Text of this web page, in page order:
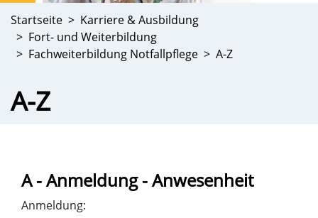
Startseite
Karriere & Ausbildung
Fort- und Weiterbildung
Fachweiterbildung Notfallpflege
A-Z
A-Z
A - Anmeldung - Anwesenheit
Anmeldung: